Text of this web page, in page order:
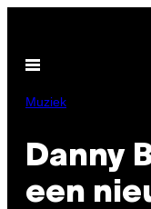
de
inhoud
Open
Muziek
Danny
een